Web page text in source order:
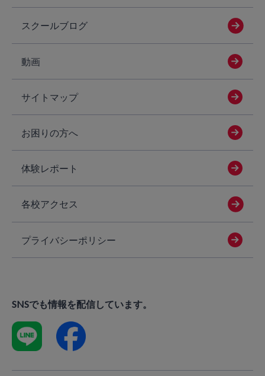
スクールブログ
動画
サイトマップ
お困りの方へ
体験レポート
各校アクセス
プライバシーポリシー
SNSでも情報を配信しています。